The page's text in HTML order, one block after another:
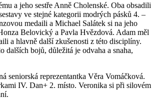
a jeho sestře Anně Cholenské. Oba obsadili
ve stejné kategorii modrých pásků 4. –
medaili a Michael Salátek si na jeho
Belovický a Pavla Hvězdová. Adam měl
a hlavně další zkušenosti z této disciplíny.
bojů, důležitá je odvaha a snaha,
seniorská reprezentantka Věra Vomáčková.
IV. Dan+ 2. místo. Veronika si při silovém